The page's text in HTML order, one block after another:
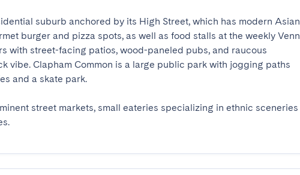
suburb anchored by its High Street, which has modern Asian
burger and pizza spots, as well as food stalls at the weekly Venn
with street-facing patios, wood-paneled pubs, and raucous
vibe. Clapham Common is a large public park with jogging paths
and a skate park.
street markets, small eateries specializing in ethnic sceneries